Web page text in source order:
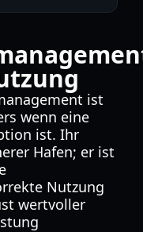
ist
wenn eine
ist. Ihr
Hafen; er ist
Nutzung
wertvoller